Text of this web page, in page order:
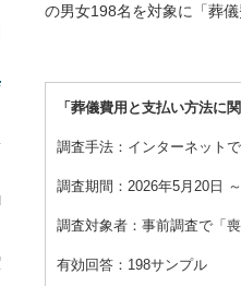
の男女198名を対象に「葬
「葬儀費用と支払い方法に
調査手法：インターネット
調査期間：2026年5月20日
調査対象者：事前調査で「
有効回答：198サンプル